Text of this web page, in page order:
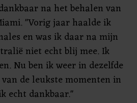
na het behalen van
"Vorig jaar haalde ik
en was ik daar na mijn
niet echt blij mee. Ik
Nu ben ik weer in dezelfde
de leukste momenten in
echt dankbaar."